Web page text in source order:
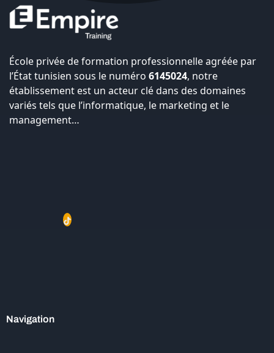
École privée de formation professionnelle agréée par
l’État tunisien sous le numéro 6145024, notre
établissement est un acteur clé dans des domaines
variés tels que l’informatique, le marketing et le
management…
Navigation